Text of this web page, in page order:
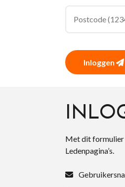
Inloggen
Met dit formulier
Ledenpagina’s.